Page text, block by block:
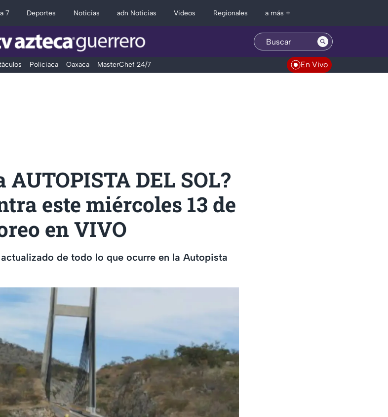
7 Deportes Noticias adn Noticias Videos Regionales a más +
Policiaca Oaxaca MasterChef 24/7 En Vivo
DEL SOL?
este miércoles 13 de
en VIVO
de todo lo que ocurre en la Autopista